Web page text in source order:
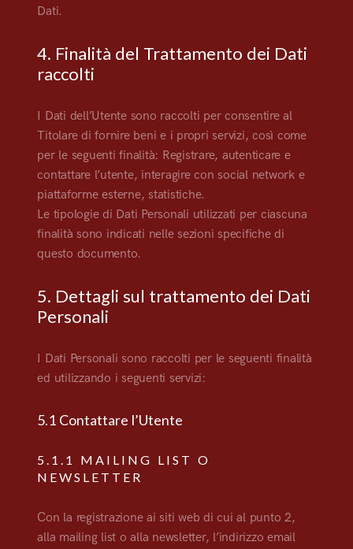
Dati.
4. Finalità del Trattamento dei Dati
raccolti
I Dati dell’Utente sono raccolti per consentire al
Titolare di fornire beni e i propri servizi, così come
per le seguenti finalità: Registrare, autenticare e
contattare l’utente, interagire con social network e
piattaforme esterne, statistiche.
Le tipologie di Dati Personali utilizzati per ciascuna
finalità sono indicati nelle sezioni specifiche di
questo documento.
5. Dettagli sul trattamento dei Dati
Personali
I Dati Personali sono raccolti per le seguenti finalità
ed utilizzando i seguenti servizi:
5.1 Contattare l’Utente
5.1.1 MAILING LIST O
NEWSLETTER
Con la registrazione ai siti web di cui al punto 2,
alla mailing list o alla newsletter, l’indirizzo email